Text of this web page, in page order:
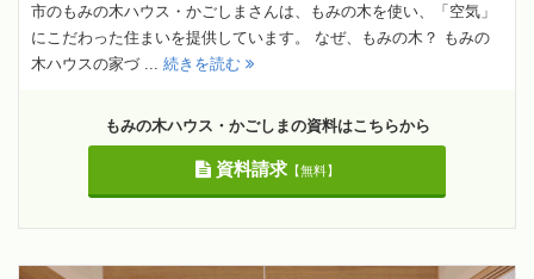
市のもみの木ハウス・かごしまさんは、もみの木を使い、「空気」
にこだわった住まいを提供しています。 なぜ、もみの木？ もみの
木ハウスの家づ ... 続きを読む
もみの木ハウス・かごしまの資料はこちらから
資料請求【無料】